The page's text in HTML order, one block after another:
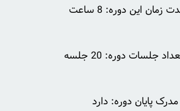
زمان این دوره: 8 ساعت
جلسات دوره: 20 جلسه
مدرک پایان دوره: دارد